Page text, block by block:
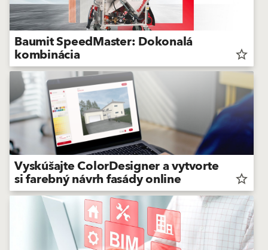
Baumit SpeedMaster: Dokonalá
kombinácia star_border
Vyskúšajte ColorDesigner a vytvorte
si farebný návrh fasády online star_border